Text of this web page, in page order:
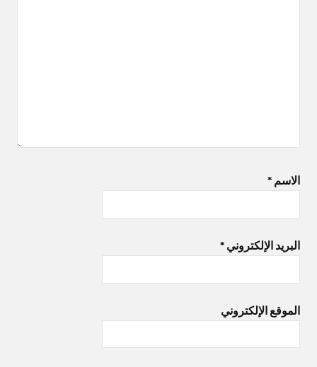
الاسم *
البريد الإلكتروني *
الموقع الإلكتروني